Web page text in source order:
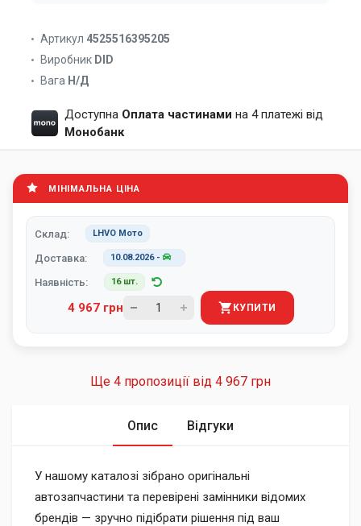
Артикул 4525516395205
Виробник DID
Вага Н/Д
Доступна Оплата частинами на 4 платежі від
Монобанк
МІНІМАЛЬНА ЦІНА
Склад: LHVO Мото
Доставка: 10.08.2026-
Наявність: 16 шт.
4 967 грн КУПИТИ
Ще 4 пропозиції від 4 967 грн
Опис Відгуки
У нашому каталозі зібрано оригінальні
автозапчастини та перевірені замінники відомих
брендів — зручно підібрати рішення під ваш